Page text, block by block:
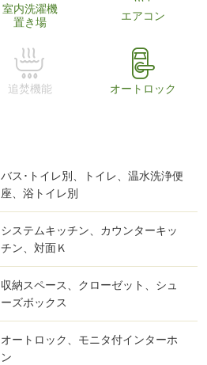
室内洗濯機
置き場
エアコン
追焚機能 オートロック
バス･トイレ別、トイレ、温水洗浄便
座、浴トイレ別
システムキッチン、カウンターキッ
チン、対面Ｋ
収納スペース、クローゼット、シュ
ーズボックス
オートロック、モニタ付インターホ
ン